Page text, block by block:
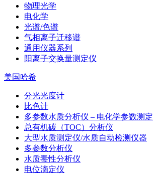
物理光学
电化学
光谱/色谱
气相离子迁移谱
通用仪器系列
阳离子交换量测定仪
美国哈希
分光光度计
比色计
多参数水质分析仪 – 电化学参数测定
总有机碳（TOC）分析仪
大型水质测定仪/水质自动检测仪器
多参数分析仪
水质毒性分析仪
电位滴定仪